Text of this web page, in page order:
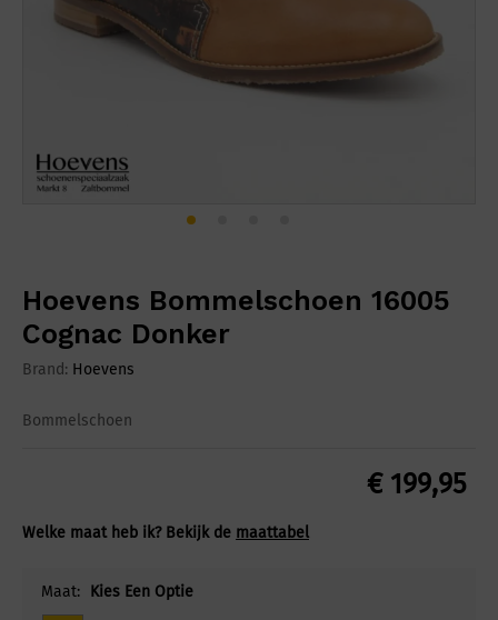
Hoevens Bommelschoen 16005
Cognac Donker
Brand: Hoevens
Bommelschoen
€199,95
Welke maat heb ik? Bekijk de maattabel
Maat: Kies Een Optie